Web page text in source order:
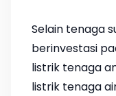
Selain tenaga
berinvestasi
listrik tenaga
listrik tenaga